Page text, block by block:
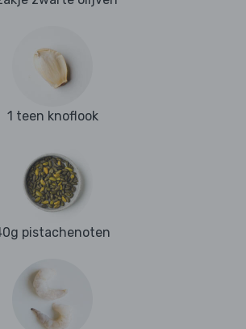
1 teen knoflook
pistachenoten